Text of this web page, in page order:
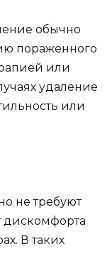
обычно
пораженного
или
удаление
или
не требуют
дискомфорта
В таких